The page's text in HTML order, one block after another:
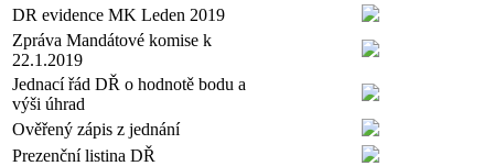
DR evidence MK Leden 2019
Zpráva Mandátové komise k
22.1.2019
Jednací řád DŘ o hodnotě bodu a
výši úhrad
Ověřený zápis z jednání
Prezenční listina DŘ